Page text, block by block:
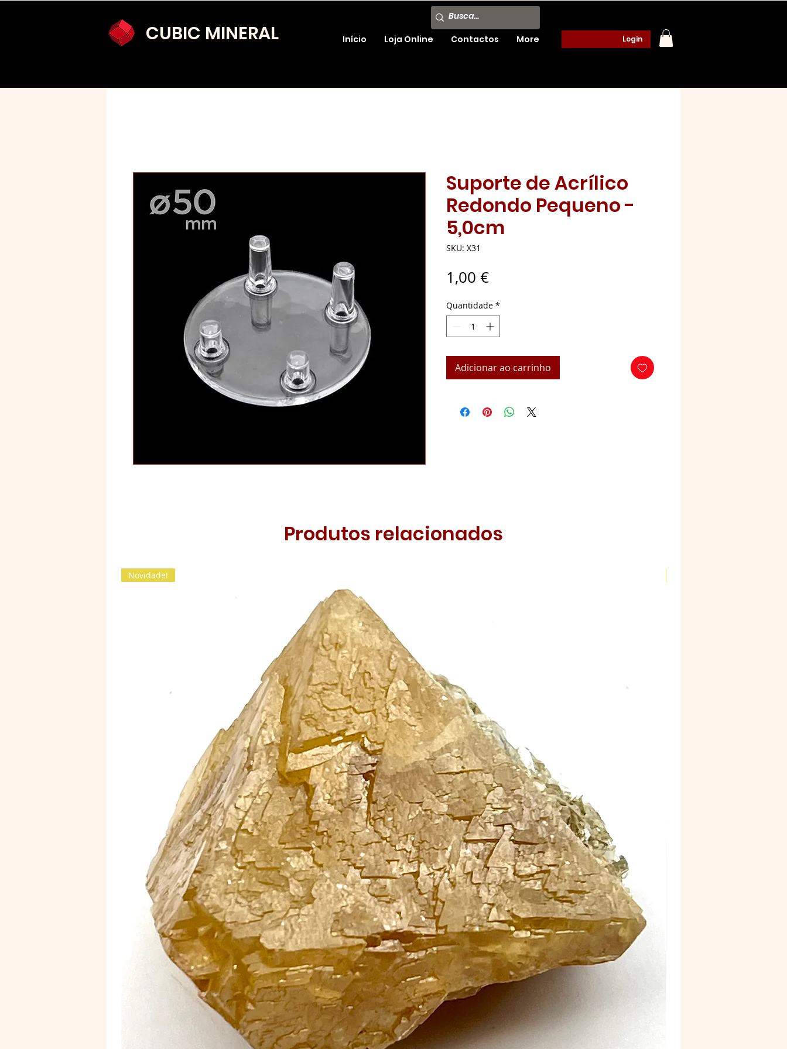
CUBIC MINERAL Início Loja Online Contactos More Login
Suporte de Acrílico
Redondo Pequeno -
5,0cm
SKU: X31
1,00 €Preço
Quantidade *
Adicionar ao carrinho
Produtos relacionados
Novidade!